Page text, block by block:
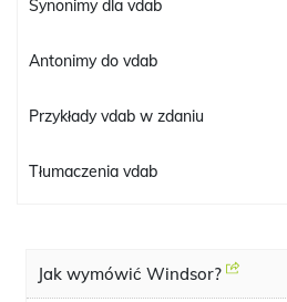
Synonimy dla vdab
Antonimy do vdab
Przykłady vdab w zdaniu
Tłumaczenia vdab
Jak wymówić Windsor?